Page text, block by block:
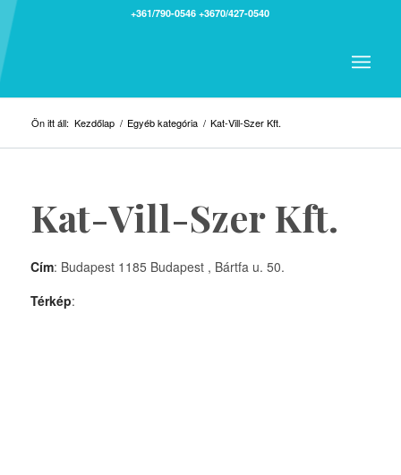
+361/790-0546 +3670/427-0540
Ön itt áll: Kezdőlap / Egyéb kategória / Kat-Vill-Szer Kft.
Kat-Vill-Szer Kft.
Cím: Budapest 1185 Budapest , Bártfa u. 50.
Térkép: